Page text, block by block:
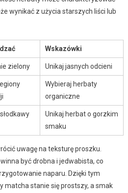
wynikać z użycia starszych liści lub
Wskazówki
zielony Unikaj jasnych odcieni
Wybieraj herbaty
organiczne
Unikaj herbat o gorzkim
smaku
uwagę na teksturę proszku.
być drobna i jedwabista, co
naparu. Dzięki tym
matcha stanie się prostszy, a smak